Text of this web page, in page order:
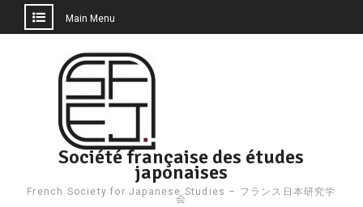
Main Menu
Société française des études
japonaises
French Society for Japanese Studies – フランス日本研究学
会